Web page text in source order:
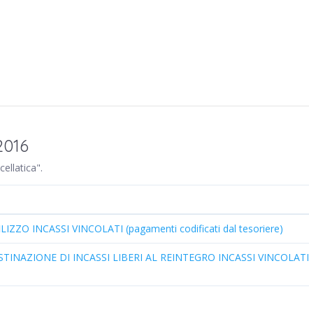
INCASSI VINCOLATI (pagamenti codificati dal tesoriere)
DI INCASSI LIBERI AL REINTEGRO INCASSI VINCOLATI